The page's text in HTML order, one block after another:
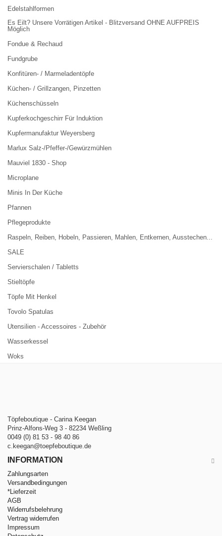
Edelstahlformen
Es Eilt? Unsere Vorrätigen Artikel - Blitzversand OHNE AUFPREIS
Möglich
Fondue & Rechaud
Fundgrube
Konfitüren- / Marmeladentöpfe
Küchen- / Grillzangen, Pinzetten
Küchenschüsseln
Kupferkochgeschirr Für Induktion
Kupfermanufaktur Weyersberg
Marlux Salz-/Pfeffer-/Gewürzmühlen
Mauviel 1830 - Shop
Microplane
Minis In Der Küche
Pfannen
Pflegeprodukte
Raspeln, Reiben, Hobeln, Passieren, Mahlen, Entkernen, Ausstechen...
SALE
Servierschalen / Tabletts
Stieltöpfe
Töpfe Mit Henkel
Tovolo Spatulas
Utensilien - Accessoires - Zubehör
Wasserkessel
Woks
Töpfeboutique - Carina Keegan
Prinz-Alfons-Weg 3 - 82234 Weßling
0049 (0) 81 53 - 98 40 86
c.keegan@toepfeboutique.de
INFORMATION
Zahlungsarten
Versandbedingungen
*Lieferzeit
AGB
Widerrufsbelehrung
Vertrag widerrufen
Impressum